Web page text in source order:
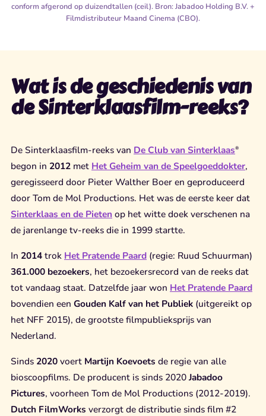
conform afgerond op duizendtallen (ceil). Bron: Jabadoo Holding B.V. +
Filmdistributeur Maand Cinema (CBO).
Wat is de geschiedenis van
de Sinterklaasfilm-reeks?
De Sinterklaasfilm-reeks van De Club van Sinterklaas®
begon in 2012 met Het Geheim van de Speelgoeddokter,
geregisseerd door Pieter Walther Boer en geproduceerd
door Tom de Mol Productions. Het was de eerste keer dat
Sinterklaas en de Pieten op het witte doek verschenen na
de jarenlange tv-reeks die in 1999 startte.
In 2014trok Het Pratende Paard (regie: Ruud Schuurman)
361.000 bezoekers, het bezoekersrecord van de reeks dat
tot vandaag staat. Datzelfde jaar won Het Pratende Paard
bovendien een Gouden Kalf van het Publiek (uitgereikt op
het NFF 2015), de grootste filmpublieksprijs van
Nederland.
Sinds 2020voert Martijn Koevoets de regie van alle
bioscoopfilms. De producent is sinds 2020Jabadoo
Pictures, voorheen Tom de Mol Productions (2012-2019).
Dutch FilmWorks verzorgt de distributie sinds film #2